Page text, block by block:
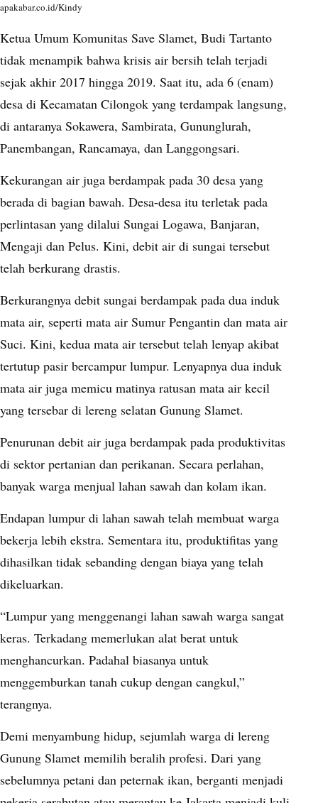
apakabar.co.id/Kindy
Ketua Umum Komunitas Save Slamet, Budi Tartanto
tidak menampik bahwa krisis air bersih telah terjadi
sejak akhir 2017 hingga 2019. Saat itu, ada 6 (enam)
desa di Kecamatan Cilongok yang terdampak langsung,
di antaranya Sokawera, Sambirata, Gununglurah,
Panembangan, Rancamaya, dan Langgongsari.
Kekurangan air juga berdampak pada 30 desa yang
berada di bagian bawah. Desa-desa itu terletak pada
perlintasan yang dilalui Sungai Logawa, Banjaran,
Mengaji dan Pelus. Kini, debit air di sungai tersebut
telah berkurang drastis.
Berkurangnya debit sungai berdampak pada dua induk
mata air, seperti mata air Sumur Pengantin dan mata air
Suci. Kini, kedua mata air tersebut telah lenyap akibat
tertutup pasir bercampur lumpur. Lenyapnya dua induk
mata air juga memicu matinya ratusan mata air kecil
yang tersebar di lereng selatan Gunung Slamet.
Penurunan debit air juga berdampak pada produktivitas
di sektor pertanian dan perikanan. Secara perlahan,
banyak warga menjual lahan sawah dan kolam ikan.
Endapan lumpur di lahan sawah telah membuat warga
bekerja lebih ekstra. Sementara itu, produktifitas yang
dihasilkan tidak sebanding dengan biaya yang telah
dikeluarkan.
“Lumpur yang menggenangi lahan sawah warga sangat
keras. Terkadang memerlukan alat berat untuk
menghancurkan. Padahal biasanya untuk
menggemburkan tanah cukup dengan cangkul,”
terangnya.
Demi menyambung hidup, sejumlah warga di lereng
Gunung Slamet memilih beralih profesi. Dari yang
sebelumnya petani dan peternak ikan, berganti menjadi